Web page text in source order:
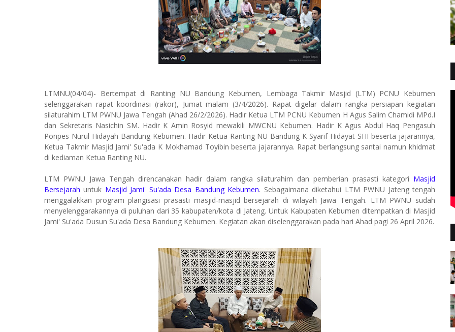
LTMNU(04/04)- Bertempat di Ranting NU Bandung Kebumen, Lembaga Takmir Masjid (LTM) PCNU Kebumen
selenggarakan rapat koordinasi (rakor), Jumat malam (3/4/2026). Rapat digelar dalam rangka persiapan kegiatan
silaturahim LTM PWNU Jawa Tengah (Ahad 26/2/2026). Hadir Ketua LTM PCNU Kebumen H Agus Salim Chamidi MPd.I
dan Sekretaris Nasichin SM. Hadir K Amin Rosyid mewakili MWCNU Kebumen. Hadir K Agus Abdul Haq Pengasuh
Ponpes Nurul Hidayah Bandung Kebumen. Hadir Ketua Ranting NU Bandung K Syarif Hidayat SHI beserta jajarannya,
Ketua Takmir Masjid Jami' Su'ada K Mokhamad Toyibin beserta jajarannya. Rapat berlangsung santai namun khidmat
di kediaman Ketua Ranting NU.
LTM PWNU Jawa Tengah direncanakan hadir dalam rangka silaturahim dan pemberian prasasti kategori Masjid
Bersejarah untuk Masjid Jami' Su'ada Desa Bandung Kebumen. Sebagaimana diketahui LTM PWNU Jateng tengah
menggalakkan program plangisasi prasasti masjid-masjid bersejarah di wilayah Jawa Tengah. LTM PWNU sudah
menyelenggarakannya di puluhan dari 35 kabupaten/kota di Jateng. Untuk Kabupaten Kebumen ditempatkan di Masjid
Jami' Su'ada Dusun Su'ada Desa Bandung Kebumen. Kegiatan akan diselenggarakan pada hari Ahad pagi 26 April 2026.